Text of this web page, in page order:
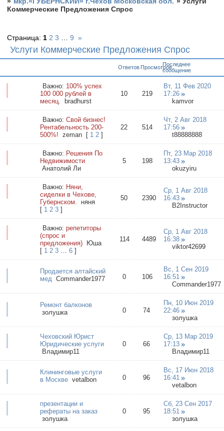
Коммерческие Предложения Спрос
Услуги Коммерческие Предложения Спрос
Страница:1 2 3 … 9 »
Ответов ПросмотровПоследнее
сообщение
Важно: 100% успех
100 000 рублей в
месяц.
bradhurst
10 219
Вт, 11 Фев 2020
17:26
kamvor
Важно: Свой бизнес!
Рентабельность 200-
500%! zeman [ 1 2 ]
22 514
Чт, 2 Авг 2018
17:56
t88888888
Важно: Решения По
Недвижимости
Анатолий Ли
5 198
Пт, 23 Мар 2018
13:43
okuzyiru
Важно: Няни,
сиделки в Чехове,
Губернском.
няня
[ 1 2 3 ]
50 2390
Ср, 1 Авг 2018
16:43
B2Instructor
Важно: репетиторы
(спрос и
предложения)
Юша
[ 1 2 3 … 6 ]
114 4489
Ср, 1 Авг 2018
16:38
viktor42699
Продается алтайский
мед Commander1977 0 106
Вс, 1 Сен 2019
16:51
Commander1977
Ремонт балконов
золушка
0 74
Пн, 10 Июн 2019
22:46
золушка
Чеховский Юрист
Юридические услуги
Владимир11
0 66
Ср, 13 Мар 2019
17:13
Владимир11
Клининговые услуги
в Москве vetalbon 0 96
Вс, 17 Июн 2018
16:41
vetalbon
презентации и
рефераты на заказ
золушка
0 95
Сб, 23 Сен 2017
18:51
золушка